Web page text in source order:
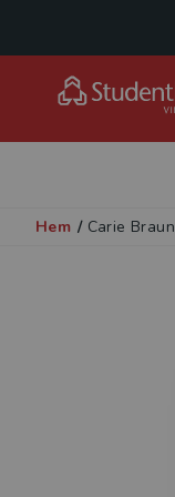
Hem / Carie Braun